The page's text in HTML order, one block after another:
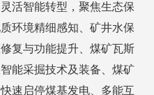
活智能转型，聚焦生态保
环境精细感知、矿井水保
复与功能提升、煤矿瓦斯
能采掘技术及装备、煤矿
速启停煤基发电、多能互